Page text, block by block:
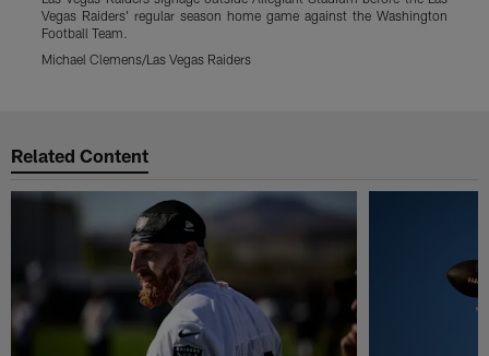
Vegas Raiders' regular season home game against the Washington
Football Team.
Michael Clemens/Las Vegas Raiders
Related Content